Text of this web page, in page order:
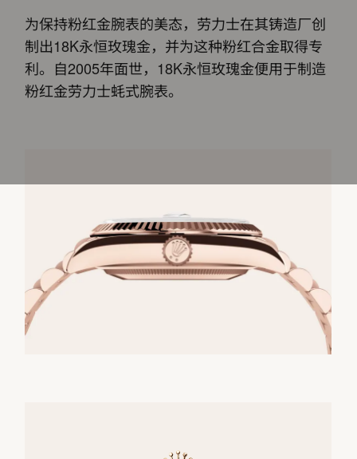
为保持粉红金腕表的美态，劳力士在其铸造厂创
制出18K永恒玫瑰金，并为这种粉红合金取得专
利。自2005年面世，18K永恒玫瑰金便用于制造
粉红金劳力士蚝式腕表。